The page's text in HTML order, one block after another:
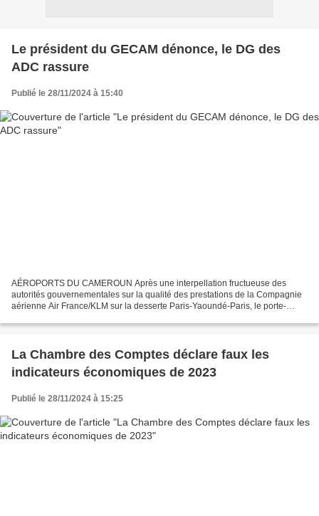
Le président du GECAM dénonce, le DG des
ADC rassure
Publié le 28/11/2024 à 15:40
AÉROPORTS DU CAMEROUN Après une interpellation fructueuse des
autorités gouvernementales sur la qualité des prestations de la Compagnie
aérienne Air France/KLM sur la desserte Paris-Yaoundé-Paris, le porte-
La Chambre des Comptes déclare faux les
indicateurs économiques de 2023
Publié le 28/11/2024 à 15:25